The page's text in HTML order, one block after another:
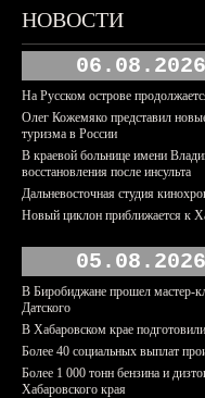
НОВОСТИ
06.08.2026
На Русском острове
Олег Кожемяко представил
туризма в России
В краевой больнице имени
восстановления после инсульта
Дальневосточная студия
Новый циклон приближается к
05.08.2026
В Биробиджане прошел мастер-
Датского
В Хабаровском крае
Более 40 социальных выплат
Более 1 000 тонн бензина и
Хабаровского края